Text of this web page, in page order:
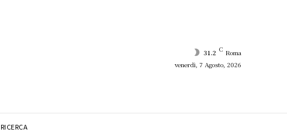
31.2 C Roma
venerdì, 7 Agosto, 2026
RICERCA